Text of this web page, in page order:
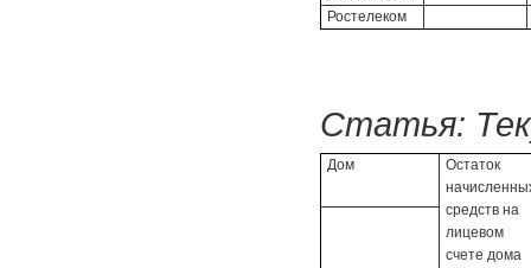
Ростелеком
Статья:
Дом
Остаток
средств на
лицевом
счете дома